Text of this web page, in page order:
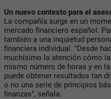
Un nuevo contexto para el
La compañía surge en un
mercado financiero español.
también a una inquietud
financiera individual. "Desde
muchísimo la atención cómo
mismo número de horas y en
puede obtener resultados tan
o no una serie de principios
finanzas", señala.